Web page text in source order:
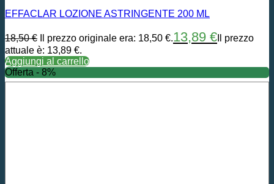
EFFACLAR LOZIONE ASTRINGENTE 200 ML
18,50€ Il prezzo originale era: 18,50 €.13,89 € Il prezzo
attuale è: 13,89 €.
Aggiungi al carrello
Offerta - 8%